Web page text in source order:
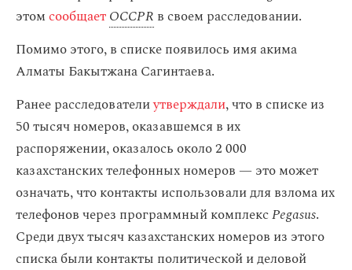
этомсообщаетOCCPR в своем расследовании.
Помимо этого, в списке появилось имя акима
Алматы Бакытжана Сагинтаева.
Ранее расследователиутверждали, что в списке из
50 тысяч номеров, оказавшемся в их
распоряжении, оказалось около 2 000
казахстанских телефонных номеров — это может
означать, что контакты использовали для взлома их
телефонов через программный комплексPegasus.
Среди двух тысяч казахстанских номеров из этого
списка были контакты политической и деловой